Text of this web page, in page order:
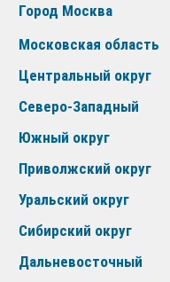
Город Москва
Московская область
Центральный округ
Северо-Западный
Южный округ
Приволжский округ
Уральский округ
Сибирский округ
Дальневосточный